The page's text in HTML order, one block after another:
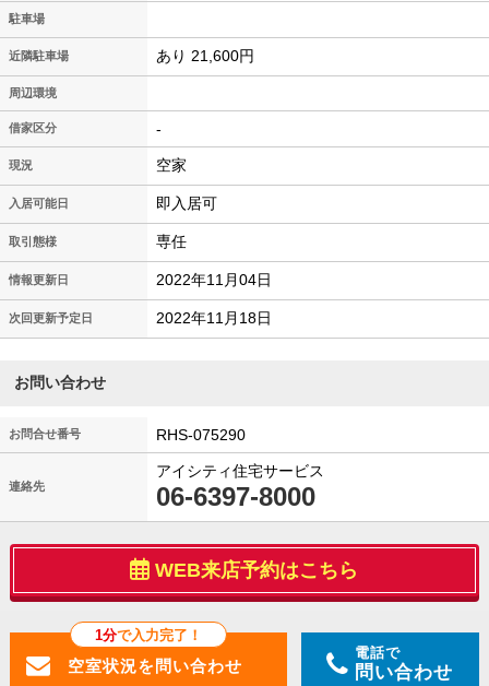
駐車場
近隣駐車場 あり 21,600円
周辺環境
借家区分 -
現況 空家
入居可能日 即入居可
取引態様 専任
情報更新日 2022年11月04日
次回更新予定日 2022年11月18日
お問い合わせ
お問合せ番号 RHS-075290
連絡先
アイシティ住宅サービス
06-6397-8000
WEB来店予約はこちら
1分で入力完了！
電話で
問い合わせ